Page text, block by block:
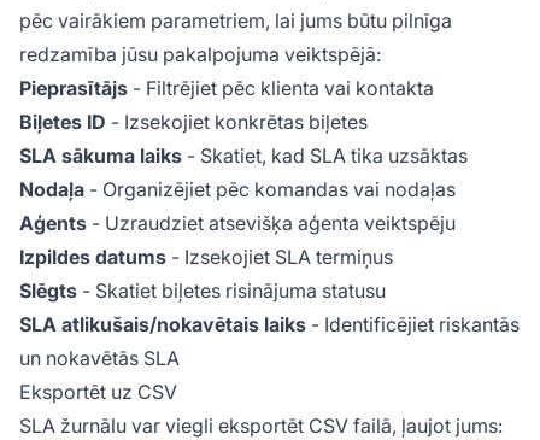
pēc vairākiem parametriem, lai jums būtu pilnīga
redzamība jūsu pakalpojuma veiktspējā:
Pieprasītājs - Filtrējiet pēc klienta vai kontakta
Biļetes ID - Izsekojiet konkrētas biļetes
SLA sākuma laiks - Skatiet, kad SLA tika uzsāktas
Nodaļa - Organizējiet pēc komandas vai nodaļas
Aģents - Uzraudziet atsevišķa aģenta veiktspēju
Izpildes datums - Izsekojiet SLA termiņus
Slēgts - Skatiet biļetes risinājuma statusu
SLA atlikušais/nokavētais laiks - Identificējiet riskantās
un nokavētās SLA
Eksportēt uz CSV
SLA žurnālu var viegli eksportēt CSV failā, ļaujot jums: